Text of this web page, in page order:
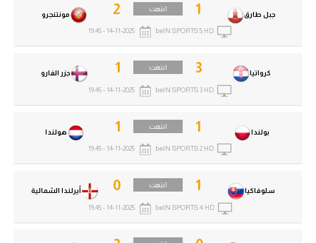
سلوفاكيا 1 انتهت
أيرلندا الشمالية 0
beIN SPORTS 4 HD
14-11-2025 - 19:45
بولندا 1 انتهت
هولندا 1
beIN SPORTS 2 HD
14-11-2025 - 19:45
كرواتيا 3 انتهت
جزر الفارو 1
beIN SPORTS 3 HD
14-11-2025 - 19:45
جبل طارق 1 انتهت
مونتنجرو 2
beIN SPORTS 5 HD
14-11-2025 - 19:45